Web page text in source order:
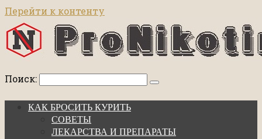
Перейти к контенту
Поиск:
КАК БРОСИТЬ КУРИТЬ
СОВЕТЫ
ЛЕКАРСТВА И ПРЕПАРАТЫ